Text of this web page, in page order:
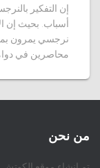
إن التفكير
أسباب. بحيث إن
نرجسي يمرون
محاصرين في
من نحن